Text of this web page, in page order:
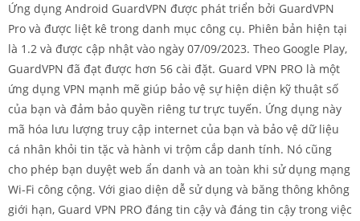
Ứng dụng Android GuardVPN được phát triển bởi GuardVPN
Pro và được liệt kê trong danh mục công cụ. Phiên bản hiện tại
là 1.2 và được cập nhật vào ngày 07/09/2023. Theo Google Play,
GuardVPN đã đạt được hơn 56 cài đặt. Guard VPN PRO là một
ứng dụng VPN mạnh mẽ giúp bảo vệ sự hiện diện kỹ thuật số
của bạn và đảm bảo quyền riêng tư trực tuyến. Ứng dụng này
mã hóa lưu lượng truy cập internet của bạn và bảo vệ dữ liệu
cá nhân khỏi tin tặc và hành vi trộm cắp danh tính. Nó cũng
cho phép bạn duyệt web ẩn danh và an toàn khi sử dụng mạng
Wi-Fi công cộng. Với giao diện dễ sử dụng và băng thông không
giới hạn, Guard VPN PRO đáng tin cậy và đáng tin cậy trong việc